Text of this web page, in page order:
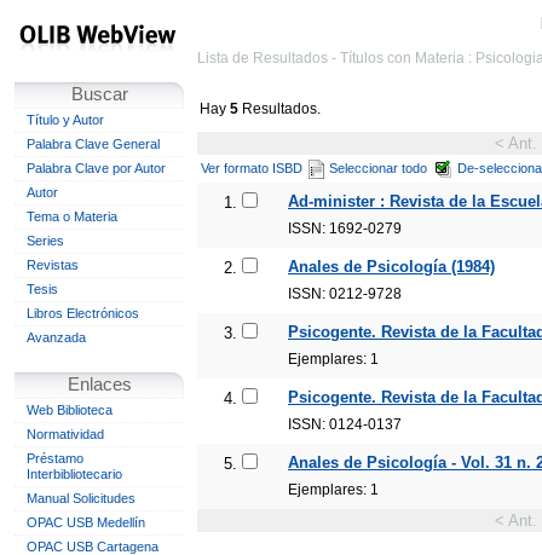
Buscar
Título y Autor
Palabra Clave General
Palabra Clave por Autor
Autor
Tema o Materia
Series
Revistas
Tesis
Libros Electrónicos
Avanzada
Enlaces
Web Biblioteca
Normatividad
Préstamo
Interbibliotecario
Manual Solicitudes
OPAC USB Medellín
OPAC USB Cartagena
Lista de Resultados - Títulos con Materia :
Hay 5 Resultados.
< Ant.
Ver formato ISBD Seleccionar todo De-
1. Ad-minister : Revista de la
ISSN: 1692-0279
2. Anales de Psicología (1984)
ISSN: 0212-9728
3. Psicogente. Revista de la
Ejemplares: 1
4. Psicogente. Revista de la
ISSN: 0124-0137
5. Anales de Psicología - Vol. 31 n.
Ejemplares: 1
< Ant.